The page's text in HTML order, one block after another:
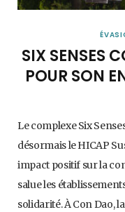
SIX SENSES
POUR SON
Le complexe Six
désormais le HICAP
impact positif sur la
salue les
solidarité. À Con Dao,